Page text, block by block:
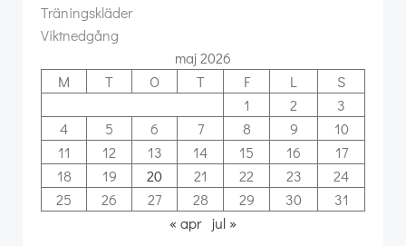
Träningskläder
Viktnedgång
maj 2026
M
T O T F L
S
1
2
3
4
5 6 7 8 9
10
11
12 13 14 15 16
17
18
19 20 21 22 23
24
25
26 27 28 29 30
31
« apr jul »